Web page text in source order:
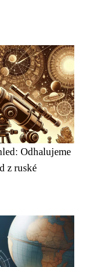
Odhalujeme
z ruské